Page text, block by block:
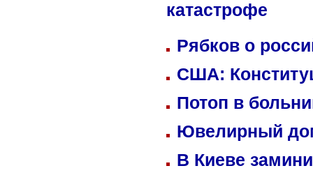
катастрофе
Рябков о
США:
Потоп в
Ювелирный
В Киеве